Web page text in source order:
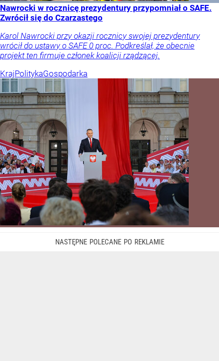
Nawrocki w rocznicę prezydentury przypomniał o SAFE.
Zwrócił się do Czarzastego
Karol Nawrocki przy okazji rocznicy swojej prezydentury
wrócił do ustawy o SAFE 0 proc. Podkreślał, że obecnie
projekt ten firmuje członek koalicji rządzącej.
KrajPolitykaGospodarka